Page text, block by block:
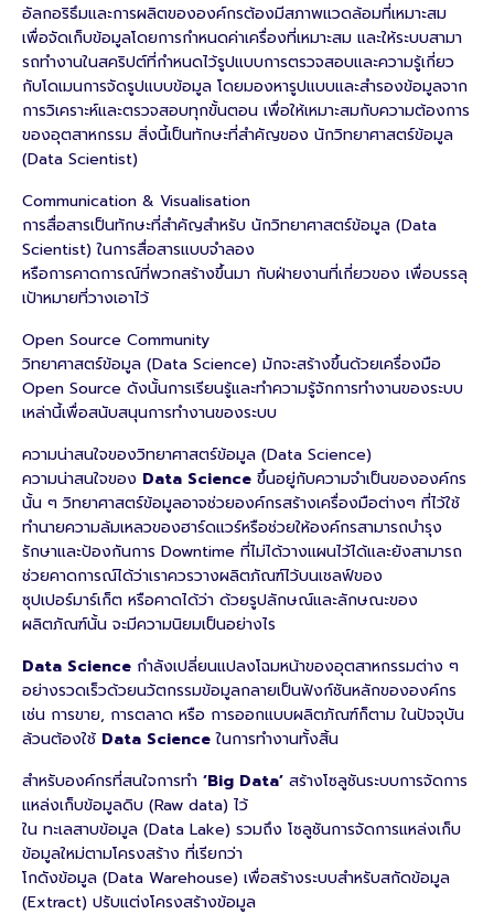
อัลกอริธึมและการผลิตขององค์กรต้องมีสภาพแวดล้อมที่เหมาะสม
เพื่อจัดเก็บข้อมูลโดยการกําหนดค่าเครื่องที่เหมาะสม และให้ระบบสามา
รถทํางานในสคริปต์ที่กําหนดไว้รูปแบบการตรวจสอบและความรู้เกี่ยว
กับโดเมนการจัดรูปแบบข้อมูล โดยมองหารูปแบบและสํารองข้อมูลจาก
การวิเคราะห์และตรวจสอบทุกขั้นตอน เพื่อให้เหมาะสมกับความต้องการ
ของอุตสาหกรรม สิ่งนี้เป็นทักษะที่สําคัญของ นักวิทยาศาสตร์ข้อมูล
(Data Scientist)
Communication & Visualisation
การสื่อสารเป็นทักษะที่สําคัญสําหรับ นักวิทยาศาสตร์ข้อมูล (Data
Scientist) ในการสื่อสารแบบจําลอง
หรือการคาดการณ์ที่พวกสร้างขึ้นมา กับฝ่ายงานที่เกี่ยวของ เพื่อบรรลุ
เป้าหมายที่วางเอาไว้
Open Source Community
วิทยาศาสตร์ข้อมูล (Data Science) มักจะสร้างขึ้นด้วยเครื่องมือ
Open Source ดังนั้นการเรียนรู้และทําความรู้จักการทํางานของระบบ
เหล่านี้เพื่อสนับสนุนการทํางานของระบบ
ความน่าสนใจของวิทยาศาสตร์ข้อมูล (Data Science)
ความน่าสนใจของ Data Science ขึ้นอยู่กับความจําเป็นขององค์กร
นั้น ๆ วิทยาศาสตร์ข้อมูลอาจช่วยองค์กรสร้างเครื่องมือต่างๆ ที่ไว้ใช้
ทํานายความล้มเหลวของฮาร์ดแวร์หรือช่วยให้องค์กรสามารถบํารุง
รักษาและป้องกันการ Downtime ที่ไม่ได้วางแผนไว้ได้และยังสามารถ
ช่วยคาดการณ์ได้ว่าเราควรวางผลิตภัณฑ์ไว้บนเชลฟ์ของ
ซุปเปอร์มาร์เก็ต หรือคาดได้ว่า ด้วยรูปลักษณ์และลักษณะของ
ผลิตภัณฑ์นั้น จะมีความนิยมเป็นอย่างไร
Data Science กําลังเปลี่ยนแปลงโฉมหน้าของอุตสาหกรรมต่าง ๆ
อย่างรวดเร็วด้วยนวัตกรรมข้อมูลกลายเป็นฟังก์ชันหลักขององค์กร
เช่น การขาย, การตลาด หรือ การออกแบบผลิตภัณฑ์ก็ตาม ในปัจจุบัน
ล้วนต้องใช้ Data Scienceในการทํางานทั้งสิ้น
สําหรับองค์กรที่สนใจการทํา ‘Big Data’ สร้างโซลูชันระบบการจัดการ
แหล่งเก็บข้อมูลดิบ (Raw data) ไว้
ใน ทะเลสาบข้อมูล (Data Lake) รวมถึง โซลูชันการจัดการแหล่งเก็บ
ข้อมูลใหม่ตามโครงสร้าง ที่เรียกว่า
โกดังข้อมูล (Data Warehouse) เพื่อสร้างระบบสําหรับสกัดข้อมูล
(Extract) ปรับแต่งโครงสร้างข้อมูล